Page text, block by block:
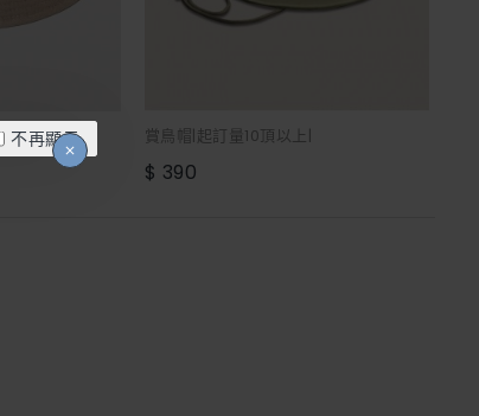
不再顯示
上| 賞鳥帽|起訂量10頂以上|
$ 390